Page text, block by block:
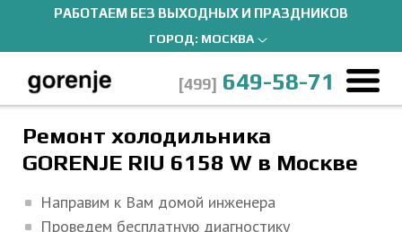
РАБОТАЕМ БЕЗ ВЫХОДНЫХ И ПРАЗДНИКОВ
ГОРОД: МОСКВА
[499] 649-58-71
Холодильник GORENJE RIU 6158 W
Гарантийный и постгарантийный ремонт
Ремонт холодильника
GORENJE RIU 6158 W в Москве
Направим к Вам домой инженера
Проведем бесплатную диагностику